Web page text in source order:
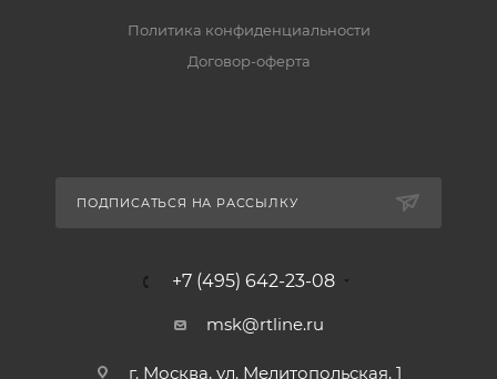
Политика конфиденциальности
Договор-оферта
ПОДПИСАТЬСЯ НА РАССЫЛКУ
+7 (495) 642-23-08
msk@rtline.ru
г. Москва, ул. Мелитопольская, 1